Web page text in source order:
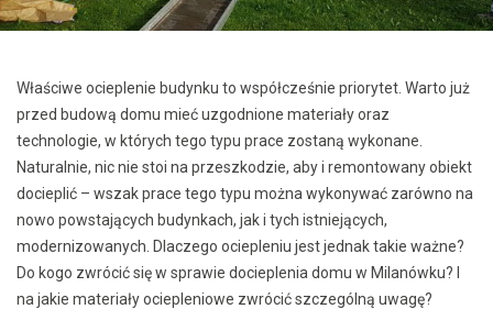
Właściwe ocieplenie budynku to współcześnie priorytet. Warto już
przed budową domu mieć uzgodnione materiały oraz
technologie, w których tego typu prace zostaną wykonane.
Naturalnie, nic nie stoi na przeszkodzie, aby i remontowany obiekt
docieplić – wszak prace tego typu można wykonywać zarówno na
nowo powstających budynkach, jak i tych istniejących,
modernizowanych. Dlaczego ociepleniu jest jednak takie ważne?
Do kogo zwrócić się w sprawie docieplenia domu w Milanówku? I
na jakie materiały ociepleniowe zwrócić szczególną uwagę?